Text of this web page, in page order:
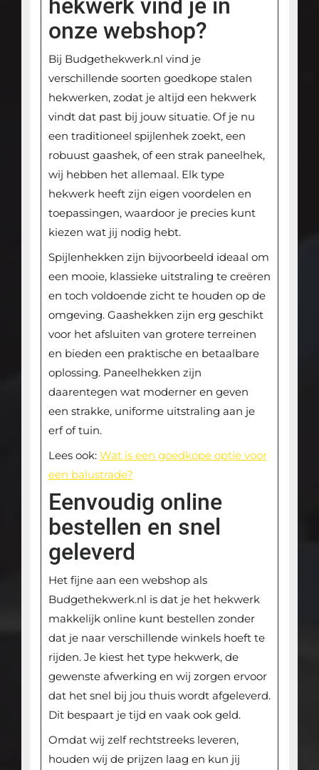
hekwerk vind je in
onze webshop?
Bij Budgethekwerk.nl vind je
verschillende soorten goedkope stalen
hekwerken, zodat je altijd een hekwerk
vindt dat past bij jouw situatie. Of je nu
een traditioneel spijlenhek zoekt, een
robuust gaashek, of een strak paneelhek,
wij hebben het allemaal. Elk type
hekwerk heeft zijn eigen voordelen en
toepassingen, waardoor je precies kunt
kiezen wat jij nodig hebt.
Spijlenhekken zijn bijvoorbeeld ideaal om
een mooie, klassieke uitstraling te creëren
en toch voldoende zicht te houden op de
omgeving. Gaashekken zijn erg geschikt
voor het afsluiten van grotere terreinen
en bieden een praktische en betaalbare
oplossing. Paneelhekken zijn
daarentegen wat moderner en geven
een strakke, uniforme uitstraling aan je
erf of tuin.
Lees ook: Wat is een goedkope optie voor
een balustrade?
Eenvoudig online
bestellen en snel
geleverd
Het fijne aan een webshop als
Budgethekwerk.nl is dat je het hekwerk
makkelijk online kunt bestellen zonder
dat je naar verschillende winkels hoeft te
rijden. Je kiest het type hekwerk, de
gewenste afwerking en wij zorgen ervoor
dat het snel bij jou thuis wordt afgeleverd.
Dit bespaart je tijd en vaak ook geld.
Omdat wij zelf rechtstreeks leveren,
houden wij de prijzen laag en kun jij